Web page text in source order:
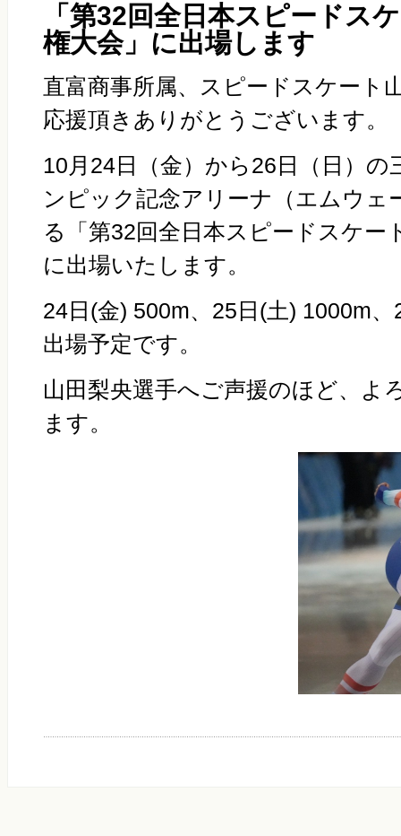
「第32回全日本スピードス
権大会」に出場します
直富商事所属、スピードスケート
応援頂きありがとうございます。
10月 24日（金）から 26 日（日）の
ンピック記念アリーナ（エムウェ
る「第32回全日本スピードスケー
に出場いたします。
24日 (金) 500m、 25 日 (土) 1000m、
出場予定です。
山田梨央選手へご声援のほど、よ
ます。